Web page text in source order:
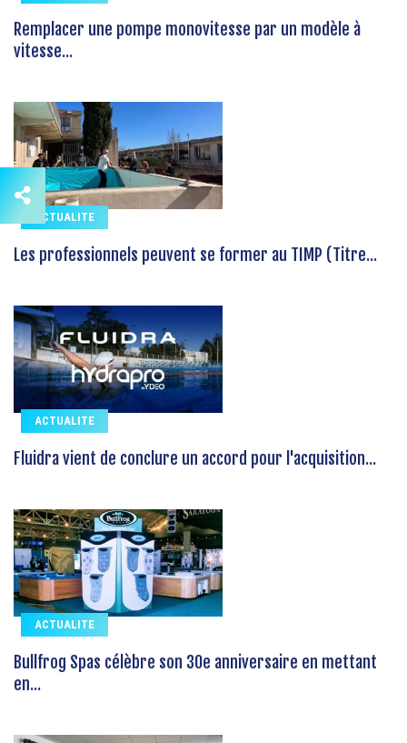
Remplacer une pompe monovitesse par un modèle à
vitesse...
ACTUALITE
Les professionnels peuvent se former au TIMP (Titre...
ACTUALITE
Fluidra vient de conclure un accord pour l'acquisition...
ACTUALITE
Bullfrog Spas célèbre son 30e anniversaire en mettant
en...